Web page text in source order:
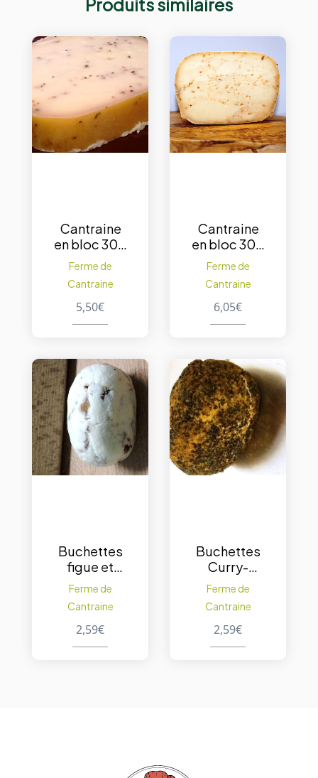
Produits similaires
Cantraine
en bloc 300
g. – Poivre
Ferme de
Cantraine
5,50€
Cantraine
en bloc 300
épices
Ferme de
Cantraine
6,05€
Buchettes
figue et
noix 100 g.
– 1pc
Ferme de
Cantraine
2,59€
Buchettes
Curry-
pavot 100
g. – 1pc
Ferme de
Cantraine
2,59€